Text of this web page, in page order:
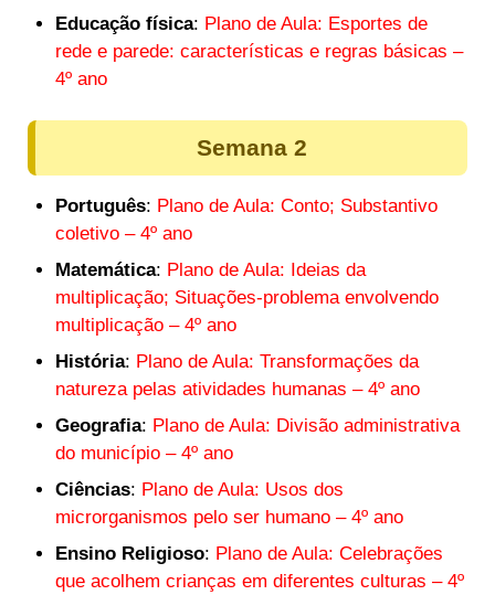
Educação física: Plano de Aula: Esportes de
rede e parede: características e regras básicas –
4º ano
Semana 2
Português: Plano de Aula: Conto; Substantivo
coletivo – 4º ano
Matemática: Plano de Aula: Ideias da
multiplicação; Situações-problema envolvendo
multiplicação – 4º ano
História: Plano de Aula: Transformações da
natureza pelas atividades humanas – 4º ano
Geografia: Plano de Aula: Divisão administrativa
do município – 4º ano
Ciências: Plano de Aula: Usos dos
microrganismos pelo ser humano – 4º ano
Ensino Religioso: Plano de Aula: Celebrações
que acolhem crianças em diferentes culturas – 4º